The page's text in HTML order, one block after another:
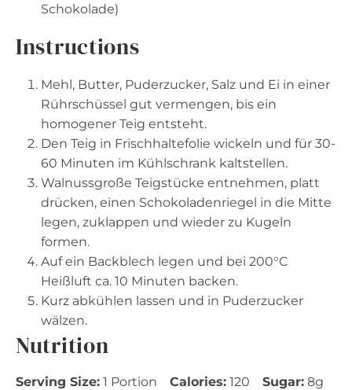
Schokolade)
Instructions
Mehl, Butter, Puderzucker, Salz und Ei in einer
Rührschüssel gut vermengen, bis ein
homogener Teig entsteht.
Den Teig in Frischhaltefolie wickeln und für 30-
60 Minuten im Kühlschrank kaltstellen.
Walnussgroße Teigstücke entnehmen, platt
drücken, einen Schokoladenriegel in die Mitte
legen, zuklappen und wieder zu Kugeln
formen.
Auf ein Backblech legen und bei 200°C
Heißluft ca. 10 Minuten backen.
Kurz abkühlen lassen und in Puderzucker
wälzen.
Nutrition
Serving Size: 1 Portion Calories: 120 Sugar: 8g